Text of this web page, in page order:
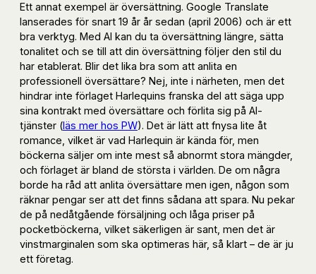
Ett annat exempel är översättning. Google Translate
lanserades för snart 19 år år sedan (april 2006) och är ett
bra verktyg. Med AI kan du ta översättning längre, sätta
tonalitet och se till att din översättning följer den stil du
har etablerat. Blir det lika bra som att anlita en
professionell översättare? Nej, inte i närheten, men det
hindrar inte förlaget Harlequins franska del att säga upp
sina kontrakt med översättare och förlita sig på AI-
tjänster (läs mer hos PW). Det är lätt att fnysa lite åt
romance, vilket är vad Harlequin är kända för, men
böckerna säljer om inte mest så abnormt stora mängder,
och förlaget är bland de största i världen. De om några
borde ha råd att anlita översättare men igen, någon som
räknar pengar ser att det finns sådana att spara. Nu pekar
de på nedåtgående försäljning och låga priser på
pocketböckerna, vilket säkerligen är sant, men det är
vinstmarginalen som ska optimeras här, så klart – de är ju
ett företag.